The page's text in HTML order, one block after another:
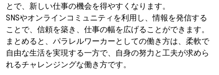
とで、新しい仕事の機会を得やすくなります。
SNSやオンラインコミュニティを利用し、情報を発信する
ことで、信頼を築き、仕事の幅を広げることができます。
まとめると、パラレルワーカーとしての働き方は、柔軟で
自由な生活を実現する一方で、自身の努力と工夫が求めら
れるチャレンジングな働き方です。